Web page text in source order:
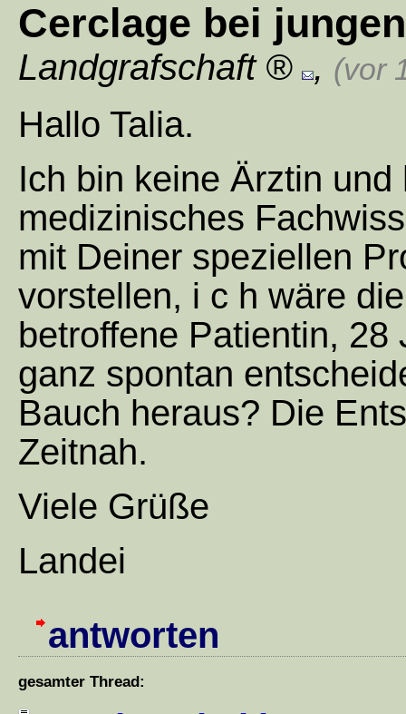
Cerclage bei
Landgrafschaft , (vor
Hallo Talia.
Ich bin keine Ärztin
medizinisches
mit Deiner speziellen
vorstellen, i c h wäre die
betroffene Patientin,
ganz spontan
Bauch heraus? Die
Zeitnah.
Viele Grüße
Landei
antworten
gesamter Thread: